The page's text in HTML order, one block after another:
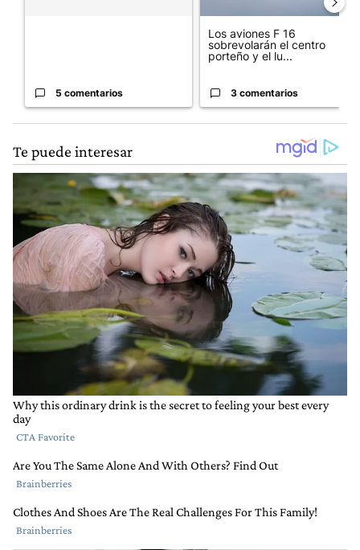
5 comentarios
Los aviones F 16
sobrevolarán el centro
porteño y el lu...
3 comentarios